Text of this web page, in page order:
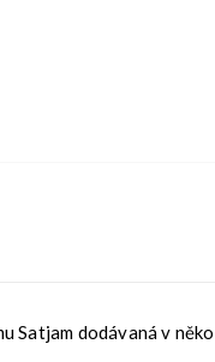
Satjam dodávaná v